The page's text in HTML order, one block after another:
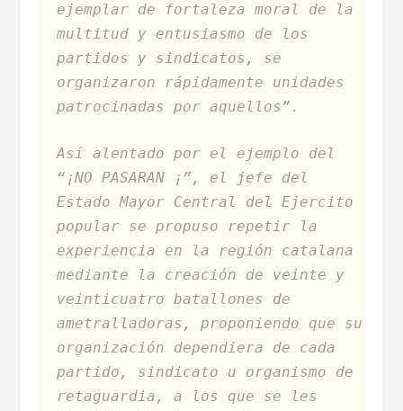
ejemplar de fortaleza moral de la
multitud y entusiasmo de los
partidos y sindicatos, se
organizaron rápidamente unidades
patrocinadas por aquellos”.
Así alentado por el ejemplo del
“¡NO PASARAN ¡”, el jefe del
Estado Mayor Central del Ejercito
popular se propuso repetir la
experiencia en la región catalana
mediante la creación de veinte y
veinticuatro batallones de
ametralladoras, proponiendo que su
organización dependiera de cada
partido, sindicato u organismo de
retaguardia, a los que se les